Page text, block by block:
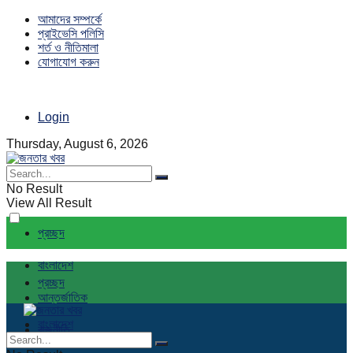
আমাদের সম্পর্কে
প্রাইভেসি পলিসি
শর্ত ও নীতিমালা
যোগাযোগ করুন
Login
Thursday, August 6, 2026
No Result
View All Result
প্রচ্ছদ
বাংলাদেশ
আন্তর্জাতিক
রাজনীতি
প্রচ্ছদ
বাংলাদেশ